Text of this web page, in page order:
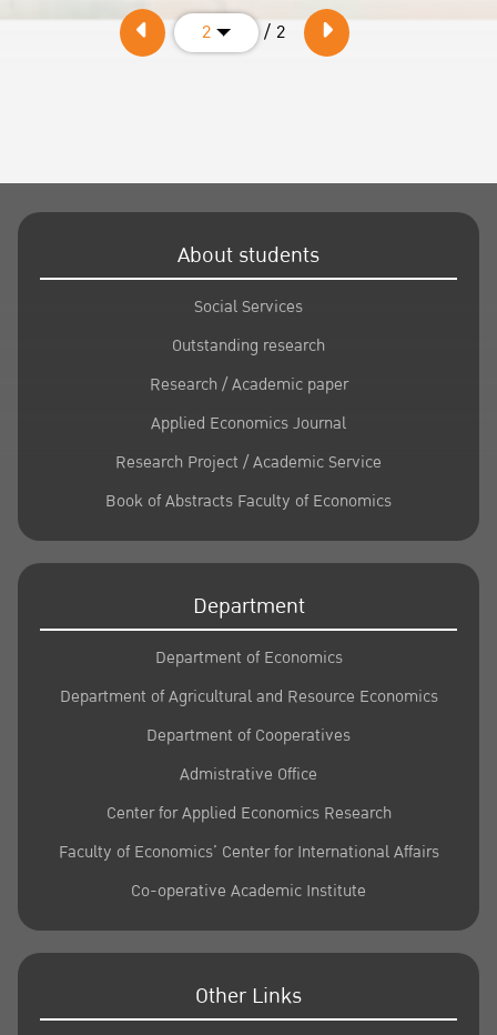
2 / 2
About students
Social Services
Outstanding research
Research / Academic paper
Applied Economics Journal
Research Project / Academic Service
Book of Abstracts Faculty of Economics
Department
Department of Economics
Department of Agricultural and Resource Economics
Department of Cooperatives
Admistrative Office
Center for Applied Economics Research
Faculty of Economics’ Center for International Affairs
Co-operative Academic Institute
Other Links